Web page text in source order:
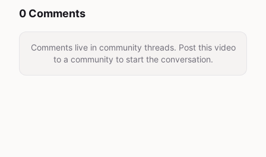
0 Comments
Comments live in community threads. Post this video
to a community to start the conversation.